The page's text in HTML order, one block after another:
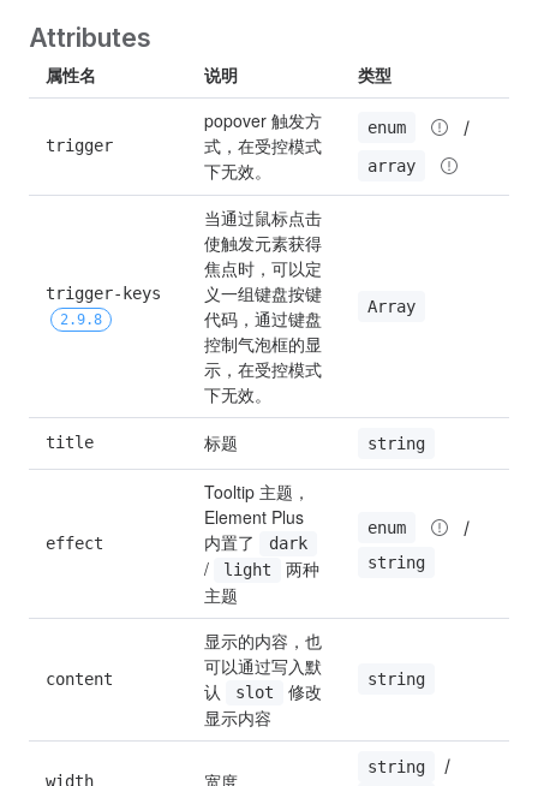
Attributes
属性名 说明 类型
trigger
popover 触发方
式，在受控模式
下无效。
enum /
array
trigger-keys
2.9.8
当通过鼠标点击
使触发元素获得
焦点时，可以定
义一组键盘按键
代码，通过键盘
控制气泡框的显
示，在受控模式
下无效。
Array
title 标题 string
effect
Tooltip 主题，
Element Plus
内置了
dark
/ light
两种
主题
enum /
string
content
显示的内容，也
可以通过写入默
认
slot
修改
显示内容
string
width
string
/